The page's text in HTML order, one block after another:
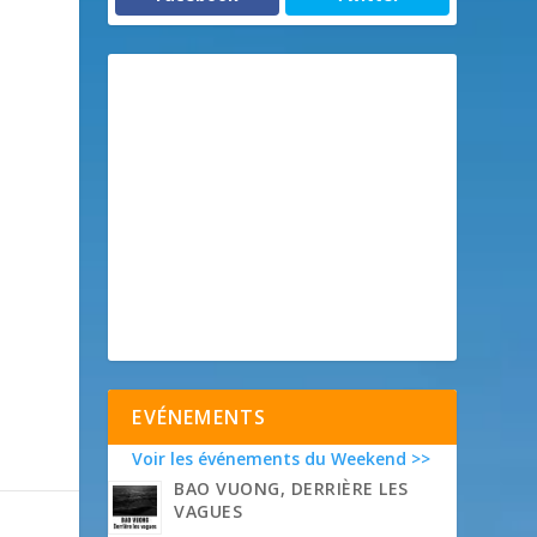
EVÉNEMENTS
Voir les événements du Weekend >>
BAO VUONG, DERRIÈRE LES
VAGUES